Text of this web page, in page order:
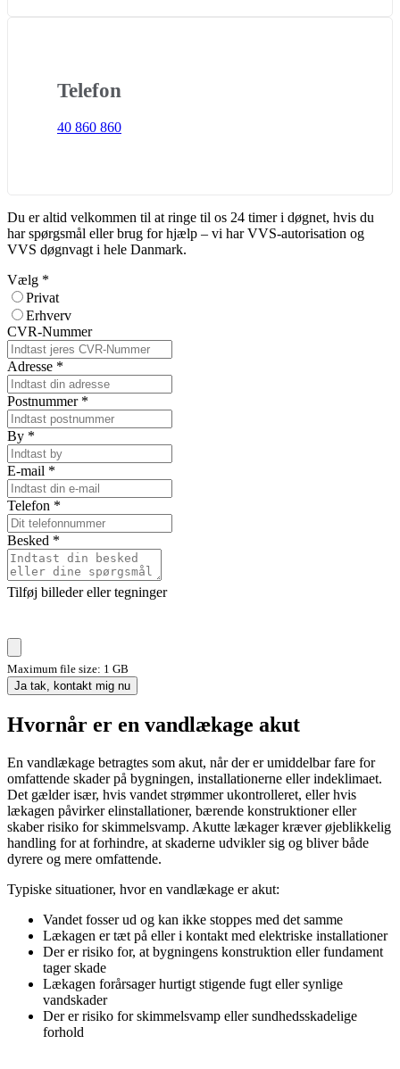
Telefon
40 860 860
Du er altid velkommen til at ringe til os 24 timer i døgnet, hvis du
har spørgsmål eller brug for hjælp – vi har VVS-autorisation og
VVS døgnvagt i hele Danmark.
Vælg *
Privat
Erhverv
CVR-Nummer
Adresse *
Postnummer *
By *
E-mail *
Telefon *
Besked *
Tilføj billeder eller tegninger
Maximum file size: 1 GB
Ja tak, kontakt mig nu
Hvornår er en vandlækage akut
En vandlækage betragtes som akut, når der er umiddelbar fare for
omfattende skader på bygningen, installationerne eller indeklimaet.
Det gælder især, hvis vandet strømmer ukontrolleret, eller hvis
lækagen påvirker elinstallationer, bærende konstruktioner eller
skaber risiko for skimmelsvamp. Akutte lækager kræver øjeblikkelig
handling for at forhindre, at skaderne udvikler sig og bliver både
dyrere og mere omfattende.
Typiske situationer, hvor en vandlækage er akut:
Vandet fosser ud og kan ikke stoppes med det samme
Lækagen er tæt på eller i kontakt med elektriske installationer
Der er risiko for, at bygningens konstruktion eller fundament
tager skade
Lækagen forårsager hurtigt stigende fugt eller synlige
vandskader
Der er risiko for skimmelsvamp eller sundhedsskadelige
forhold